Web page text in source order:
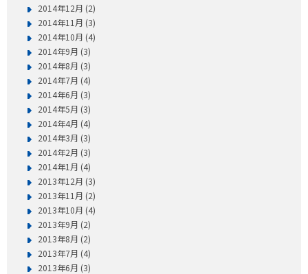
2014年12月 (2)
2014年11月 (3)
2014年10月 (4)
2014年9月 (3)
2014年8月 (3)
2014年7月 (4)
2014年6月 (3)
2014年5月 (3)
2014年4月 (4)
2014年3月 (3)
2014年2月 (3)
2014年1月 (4)
2013年12月 (3)
2013年11月 (2)
2013年10月 (4)
2013年9月 (2)
2013年8月 (2)
2013年7月 (4)
2013年6月 (3)